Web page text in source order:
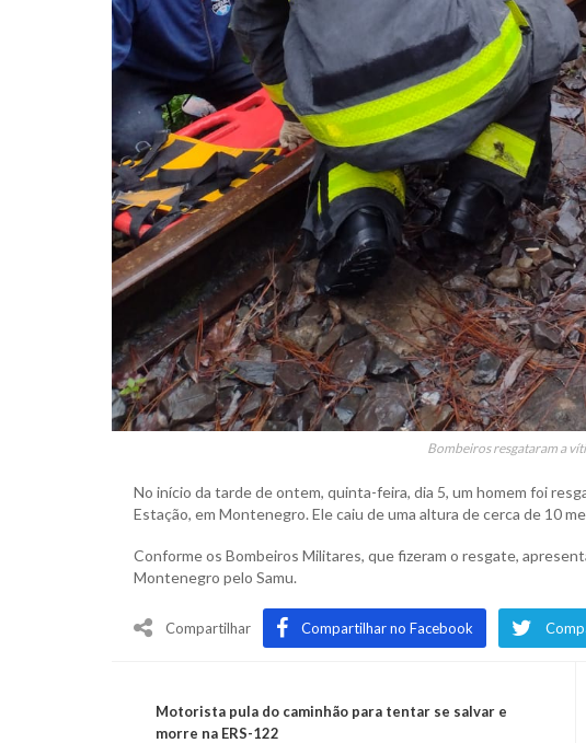
Bombeiros resgataram a
No início da tarde de ontem, quinta-feira, dia 5, um homem foi
Estação, em Montenegro. Ele caiu de uma altura de cerca de 10
Conforme os Bombeiros Militares, que fizeram o resgate,
Montenegro pelo Samu.
Compartilhar Compartilhar no Facebook
Motorista pula do caminhão para tentar se salvar e
morre na ERS-122